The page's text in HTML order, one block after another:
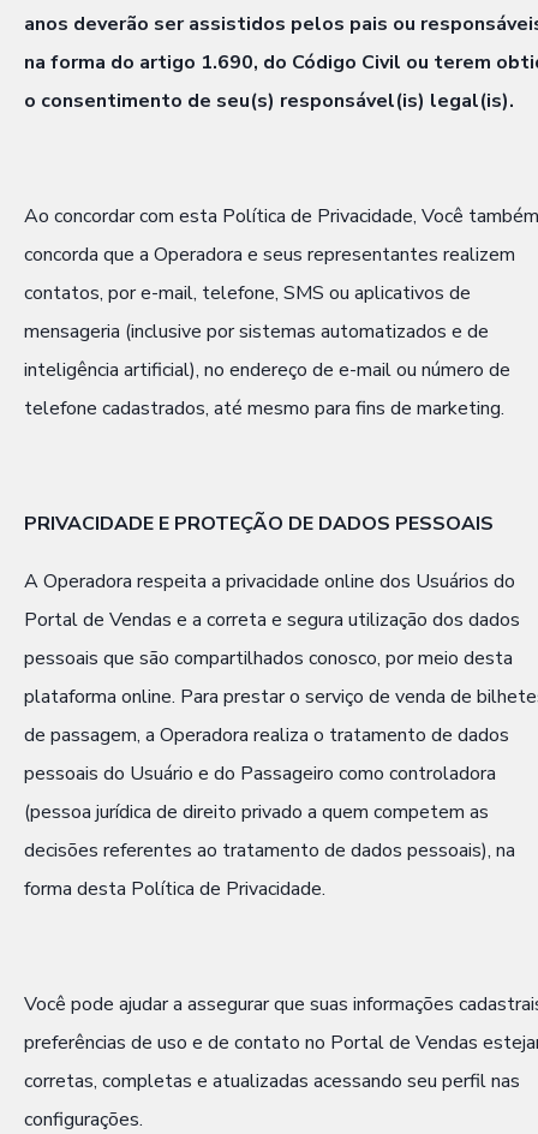
anos deverão ser assistidos pelos pais ou
na forma do artigo 1.690, do Código Civil ou terem
o consentimento de seu(s) responsável(is) legal(is).
Ao concordar com esta Política de Privacidade, Você também
concorda que a Operadora e seus representantes realizem
contatos, por e-mail, telefone, SMS ou aplicativos de
mensageria (inclusive por sistemas automatizados e de
inteligência artificial), no endereço de e-mail ou número de
telefone cadastrados, até mesmo para fins de marketing.
PRIVACIDADE E PROTEÇÃO DE DADOS PESSOAIS
A Operadora respeita a privacidade online dos Usuários do
Portal de Vendas e a correta e segura utilização dos dados
pessoais que são compartilhados conosco, por meio desta
plataforma online. Para prestar o serviço de venda de
de passagem, a Operadora realiza o tratamento de dados
pessoais do Usuário e do Passageiro como controladora
(pessoa jurídica de direito privado a quem competem as
decisões referentes ao tratamento de dados pessoais), na
forma desta Política de Privacidade.
Você pode ajudar a assegurar que suas informações
preferências de uso e de contato no Portal de Vendas
corretas, completas e atualizadas acessando seu perfil nas
configurações.